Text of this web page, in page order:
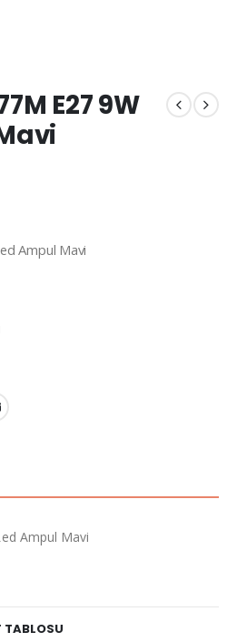
E27 9W
Ampul Mavi
Ampul Mavi
TABLOSU